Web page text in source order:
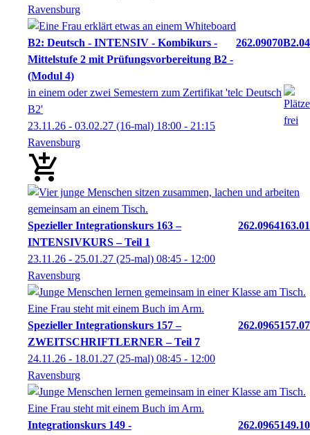
Ravensburg
B2: Deutsch - INTENSIV - Kombikurs -
Mittelstufe 2 mit Prüfungsvorbereitung B2 -
(Modul 4)
262.09070B2.04
in einem oder zwei Semestern zum Zertifikat 'telc Deutsch
B2'
23.11.26 - 03.02.27 (16-mal) 18:00 - 21:15
Ravensburg
Spezieller Integrationskurs 163 –
INTENSIVKURS – Teil 1
262.0964163.01
23.11.26 - 25.01.27 (25-mal) 08:45 - 12:00
Ravensburg
Spezieller Integrationskurs 157 –
ZWEITSCHRIFTLERNER – Teil 7
262.0965157.07
24.11.26 - 18.01.27 (25-mal) 08:45 - 12:00
Ravensburg
Integrationskurs 149 -
262.0965149.10